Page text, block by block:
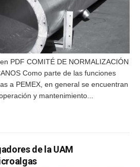
PDF COMITÉ DE NORMALIZACIÓN
Como parte de las funciones
a PEMEX, en general se encuentran
y mantenimiento...
de la UAM